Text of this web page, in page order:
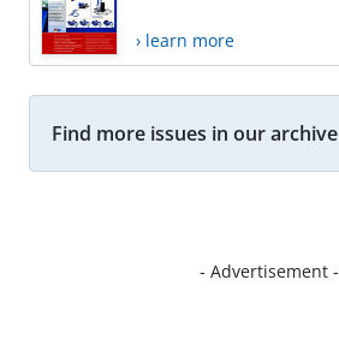
› learn more
Find more issues in our archive
- Advertisement -